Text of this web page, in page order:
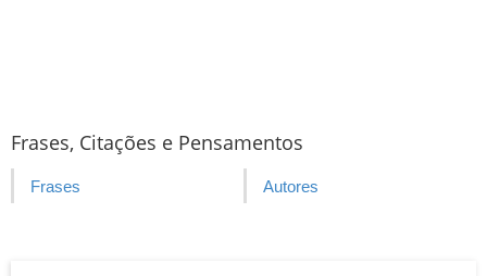
Frases, Citações e Pensamentos
Frases Autores